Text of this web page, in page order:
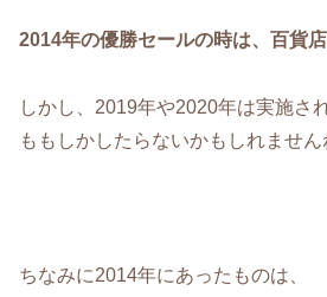
2014年の優勝セールの時は、百貨店
しかし、2019年や2020年は実施さ
ももしかしたらないかもしれません
ちなみに2014年にあったものは、